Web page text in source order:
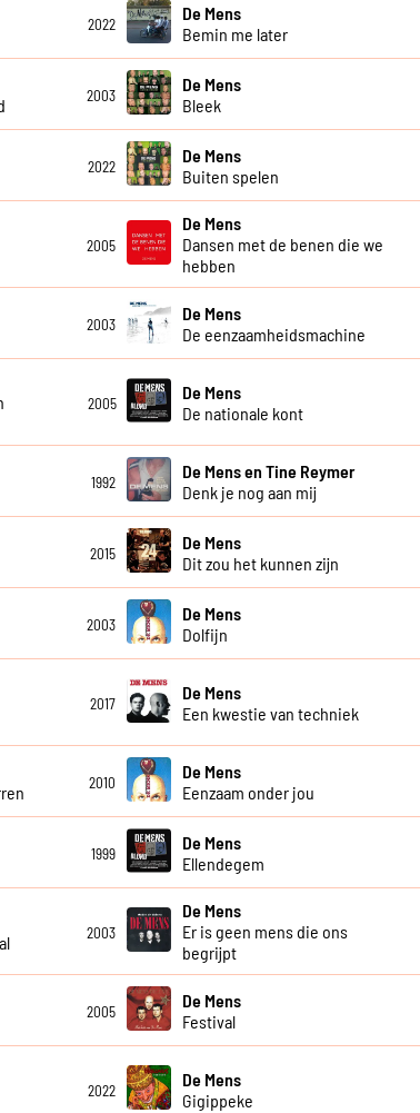
2022
De Mens
Bemin me later
2003
De Mens
Bleek
2022
De Mens
Buiten spelen
2005
De Mens
Dansen met de benen die we
hebben
2003
De Mens
De eenzaamheidsmachine
2005
De Mens
De nationale kont
1992
De Mens en Tine Reymer
Denk je nog aan mij
2015
De Mens
Dit zou het kunnen zijn
2003
De Mens
Dolfijn
2017
De Mens
Een kwestie van techniek
2010
De Mens
Eenzaam onder jou
1999
De Mens
Ellendegem
2003
De Mens
Er is geen mens die ons
begrijpt
2005
De Mens
Festival
2022
De Mens
Gigippeke